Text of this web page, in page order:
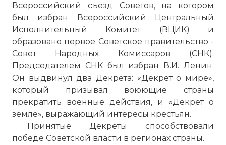
Всероссийский съезд Советов, на котором
был избран Всероссийский Центральный
Исполнительный Комитет (ВЦИК) и
образовано первое Советское правительство -
Совет Народных Комиссаров (СНК).
Председателем СНК был избран В.И. Ленин.
Он выдвинул два Декрета: «Декрет о мире»,
который призывал воюющие страны
прекратить военные действия, и «Декрет о
земле», выражающий интересы крестьян.
Принятые Декреты способствовали
победе Советской власти в регионах страны.